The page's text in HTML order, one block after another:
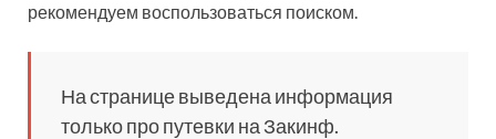
рекомендуем воспользоваться поиском.
На странице выведена информация
только про путевки на Закинф.